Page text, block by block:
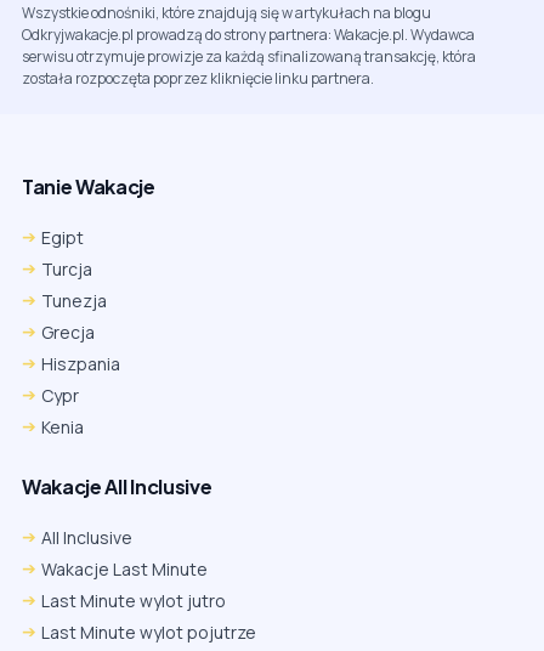
Wszystkie odnośniki, które znajdują się w artykułach na blogu
Odkryjwakacje.pl prowadzą do strony partnera: Wakacje.pl. Wydawca
serwisu otrzymuje prowizje za każdą sfinalizowaną transakcję, która
została rozpoczęta poprzez kliknięcie linku partnera.
Tanie Wakacje
Egipt
Turcja
Tunezja
Grecja
Hiszpania
Cypr
Kenia
Wakacje All Inclusive
All Inclusive
Wakacje Last Minute
Last Minute wylot jutro
Last Minute wylot pojutrze